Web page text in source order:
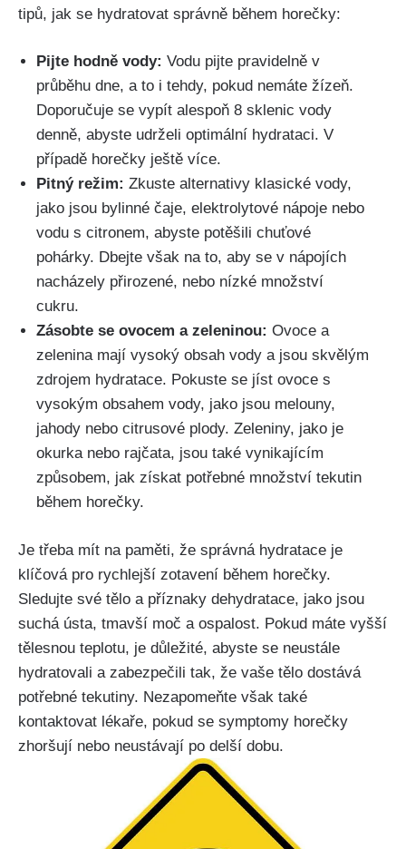
tipů, jak se ‍hydratovat správně během horečky:
Pijte hodně vody: Vodu pijte pravidelně v
průběhu dne, a ⁢to i tehdy, pokud nemáte žízeň.
Doporučuje se vypít alespoň 8 sklenic‍ vody
denně, abyste udrželi optimální hydrataci. V
případě horečky⁢ ještě více.
Pitný režim: Zkuste alternativy klasické⁢ vody,
jako jsou bylinné čaje, elektrolytové nápoje‍ nebo
vodu s citronem, abyste potěšili chuťové
pohárky. Dbejte však na to, aby se ⁤v nápojích
nacházely přirozené, nebo nízké množství
cukru.
Zásobte se ovocem a zeleninou: Ovoce a
zelenina mají ⁢vysoký obsah vody a jsou skvělým
zdrojem hydratace. Pokuste se jíst ovoce s
vysokým obsahem vody, jako jsou melouny,
jahody ‍nebo ⁣citrusové plody. Zeleniny, jako je
okurka nebo rajčata, jsou také vynikajícím
způsobem, jak získat potřebné​ množství tekutin
během horečky.​
Je třeba mít na paměti, že správná⁣ hydratace je
klíčová pro rychlejší zotavení⁢ během horečky.
Sledujte své tělo a příznaky dehydratace, jako jsou
suchá⁢ ústa, ‍tmavší ⁣moč a‍ ospalost. ‌Pokud máte vyšší
tělesnou teplotu, je důležité, abyste se neustále
hydratovali a‌ zabezpečili tak, že ⁢vaše tělo⁣ dostává
potřebné tekutiny. Nezapomeňte však také
kontaktovat lékaře, pokud se symptomy horečky
zhoršují nebo neustávají po delší dobu.